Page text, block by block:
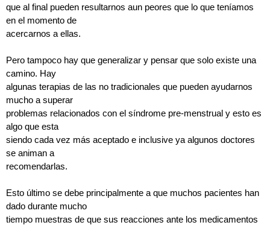
que al final pueden resultarnos aun peores que lo que teníamos
en el momento de
acercarnos a ellas.
Pero tampoco hay que generalizar y pensar que solo existe una
camino. Hay
algunas terapias de las no tradicionales que pueden ayudarnos
mucho a superar
problemas relacionados con el síndrome pre-menstrual y esto es
algo que esta
siendo cada vez más aceptado e inclusive ya algunos doctores
se animan a
recomendarlas.
Esto último se debe principalmente a que muchos pacientes han
dado durante mucho
tiempo muestras de que sus reacciones ante los medicamentos